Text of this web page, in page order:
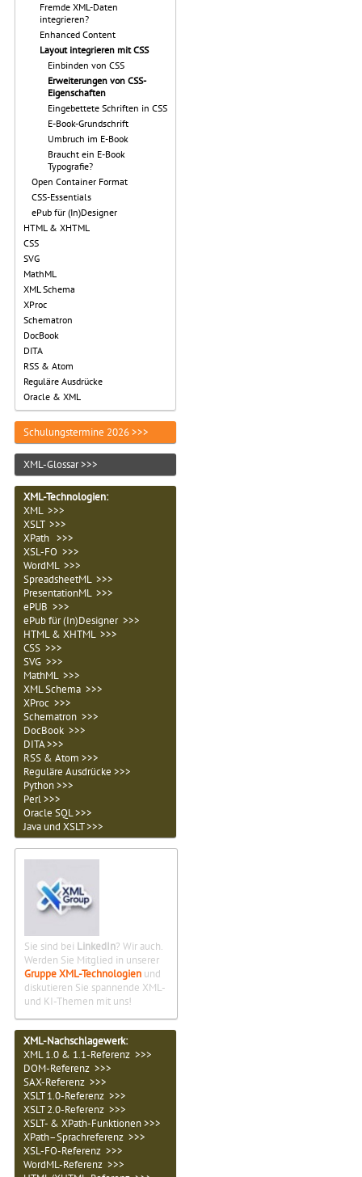
Fremde XML-Daten
integrieren?
Enhanced Content
Layout integrieren mit CSS
Einbinden von CSS
Erweiterungen von CSS-
Eigenschaften
Eingebettete Schriften in CSS
E-Book-Grundschrift
Umbruch im E-Book
Braucht ein E-Book
Typografie?
Open Container Format
CSS-Essentials
ePub für (In)Designer
HTML & XHTML
CSS
SVG
MathML
XML Schema
XProc
Schematron
DocBook
DITA
RSS & Atom
Reguläre Ausdrücke
Oracle & XML
Schulungstermine 2026 >>>
XML-Glossar >>>
XML-Technologien:
XML >>>
XSLT >>>
XPath >>>
XSL-FO >>>
WordML >>>
SpreadsheetML >>>
PresentationML >>>
ePUB >>>
ePub für (In)Designer >>>
HTML & XHTML >>>
CSS >>>
SVG >>>
MathML >>>
XML Schema >>>
XProc >>>
Schematron >>>
DocBook >>>
DITA >>>
RSS & Atom >>>
Reguläre Ausdrücke >>>
Python >>>
Perl >>>
Oracle SQL >>>
Java und XSLT >>>
Sie sind bei LinkedIn? Wir auch.
Werden Sie Mitglied in unserer
Gruppe XML-Technologien und
diskutieren Sie spannende XML-
und KI-Themen mit uns!
XML-Nachschlagewerk:
XML 1.0 & 1.1-Referenz >>>
DOM-Referenz >>>
SAX-Referenz >>>
XSLT 1.0-Referenz >>>
XSLT 2.0-Referenz >>>
XSLT- & XPath-Funktionen >>>
XPath–Sprachreferenz >>>
XSL-FO-Referenz >>>
WordML-Referenz >>>